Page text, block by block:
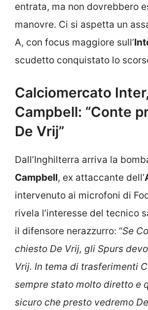
entrata, ma non dovrebbero
manovre. Ci si aspetta un
A, con focus maggiore sull’
scudetto conquistato lo
Calciomercato Inter,
Campbell: “Conte
De Vrij”
Dall’Inghilterra arriva la
Campbell, ex attaccante dell’
intervenuto ai microfoni di
rivela l’interesse del tecnico
il difensore nerazzurro: “Se
chiesto De Vrij, gli Spurs
Vrij. In tema di trasferimenti
sempre stato molto diretto e
sicuro che presto vedremo